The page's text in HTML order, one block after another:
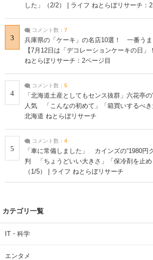
した」（2/2） | ライフ ねとらぼリサーチ：2
3
コメント数： 7
兵庫県の「ケーキ」の名店10選！ 一番うま
【7月12日は「デコレーションケーキの日」
ねとらぼリサーチ：2ページ目
4
コメント数： 5
「北海道土産としてもセンス抜群」六花亭
人気 「こんなの初めて」「箱買いするべき
北海道 ねとらぼリサーチ
5
コメント数： 4
「車に常備しました」 カインズの“1980円
判 「ちょうどいい大きさ」「保冷剤を止め
（1/5） | ライフ ねとらぼリサーチ
カテゴリ一覧
IT・科学
エンタメ